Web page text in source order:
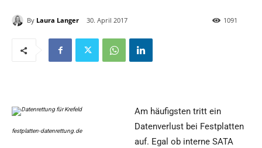
By Laura Langer 30. April 2017 1091
festplatten-datenrettung.de
Am häufigsten tritt ein
Datenverlust bei Festplatten
auf. Egal ob interne SATA